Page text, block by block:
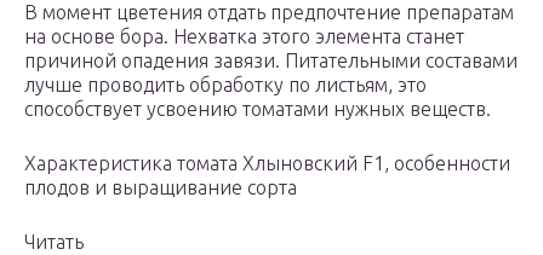
В момент цветения отдать предпочтение препаратам
на основе бора. Нехватка этого элемента станет
причиной опадения завязи. Питательными составами
лучше проводить обработку по листьям, это
способствует усвоению томатами нужных веществ.
Характеристика томата Хлыновский F1, особенности
плодов и выращивание сорта
Читать